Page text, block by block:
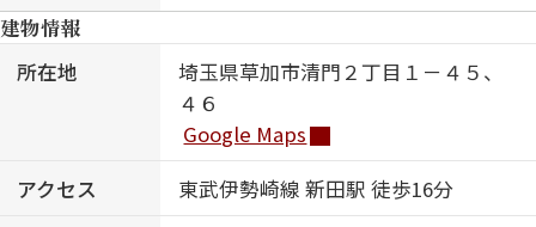
建物情報
所在地
埼玉県草加市清門２丁目１－４５、
４６
Google Maps
アクセス
東武伊勢崎線 新田駅 徒歩16分